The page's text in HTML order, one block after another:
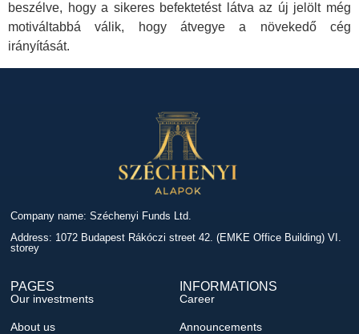
beszélve, hogy a sikeres befektetést látva az új jelölt még
motiváltabbá válik, hogy átvegye a növekedő cég
irányítását.
Company name: Széchenyi Funds Ltd.
Address: 1072 Budapest Rákóczi street 42. (EMKE Office Building) VI.
storey
PAGES
Our investments
About us
INFORMATIONS
Career
Announcements